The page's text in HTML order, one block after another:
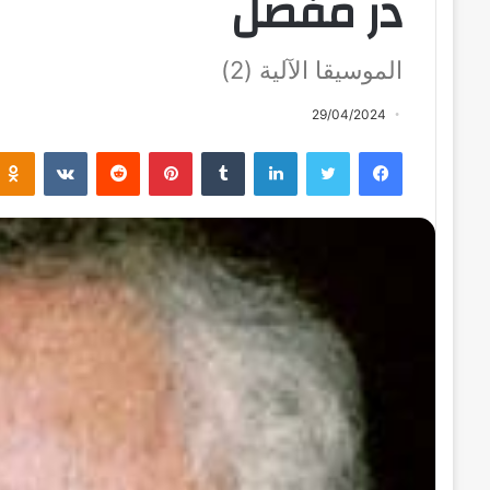
الموسيقا الآلية (2)
29/04/2024
فيسبوك تويتر لينكدإن ‏Tumblr بينتيريست
‏Reddit
‏VKontakte